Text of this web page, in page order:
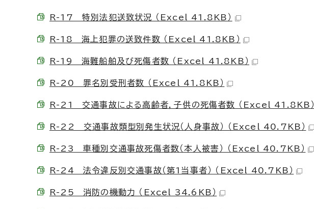
R-17 特別法犯送致状況 （Excel 41.8KB）
R-18 海上犯罪の送致件数 （Excel 41.8KB）
R-19 海難船舶及び死傷者数 （Excel 41.8KB）
R-20 罪名別受刑者数 （Excel 41.8KB）
R-21 交通事故による高齢者，子供の死傷者数 （Excel 41.8KB）
R-22 交通事故類型別発生状況（人身事故） （Excel 40.7KB）
R-23 車種別交通事故死傷者数（本人被害） （Excel 40.7KB）
R-24 法令違反別交通事故（第1当事者） （Excel 40.7KB）
R-25 消防の機動力 （Excel 34.6KB）